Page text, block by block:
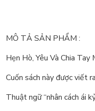
MÔ TẢ SẢN PHẨM :
Hẹn Hò, Yêu Và Chia
Cuốn sách này được viết
Thuật ngữ “nhân cách ái